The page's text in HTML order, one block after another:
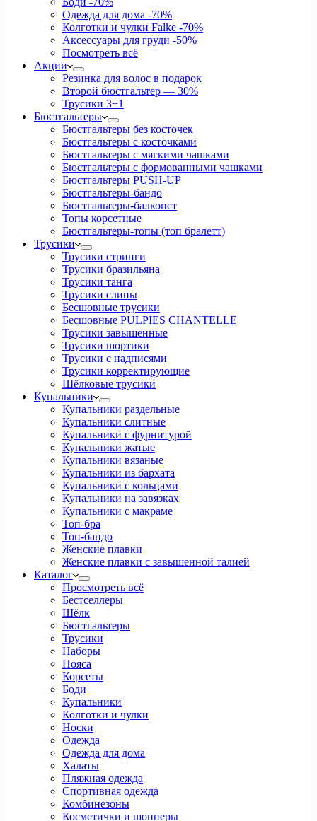
Одежда для дома -70%
Колготки и чулки Falke -70%
Аксессуары для груди -50%
Посмотреть всё
Акции
Резинка для волос в подарок
Второй бюстгальтер — 30%
Трусики 3+1
Бюстгальтеры
Бюстгальтеры без косточек
Бюстгальтеры с косточками
Бюстгальтеры с мягкими чашками
Бюстгальтеры с формованными чашками
Бюстгальтеры PUSH-UP
Бюстгальтеры-бандо
Бюстгальтеры-балконет
Топы корсетные
Бюстгальтеры-топы (топ бралетт)
Трусики
Трусики стринги
Трусики бразильяна
Трусики танга
Трусики слипы
Бесшовные трусики
Бесшовные PULPIES CHANTELLE
Трусики завышенные
Трусики шортики
Трусики с надписями
Трусики корректирующие
Шёлковые трусики
Купальники
Купальники раздельные
Купальники слитные
Купальники с фурнитурой
Купальники жатые
Купальники вязаные
Купальники из бархата
Купальники с кольцами
Купальники на завязках
Купальники с макраме
Топ-бра
Топ-бандо
Женские плавки
Женские плавки с завышенной талией
Каталог
Просмотреть всё
Бестселлеры
Шёлк
Бюстгальтеры
Трусики
Наборы
Пояса
Корсеты
Боди
Купальники
Колготки и чулки
Носки
Одежда
Одежда для дома
Халаты
Пляжная одежда
Спортивная одежда
Комбинезоны
Косметички и шопперы